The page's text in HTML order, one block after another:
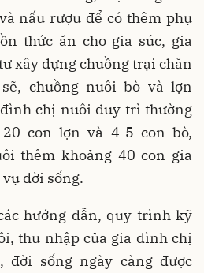
nấu rượu để có thêm phụ
thức ăn cho gia súc, gia
xây dựng chuồng trại chăn
chuồng nuôi bò và lợn
chị nuôi duy trì thường
con lợn và 4-5 con bò,
thêm khoảng 40 con gia
đời sống.
hướng dẫn, quy trình kỹ
thu nhập của gia đình chị
đời sống ngày càng được